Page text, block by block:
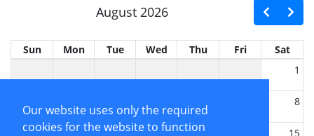
Our website uses only the required
cookies for the website to function
August 2026
Sun Mon Tue Wed Thu Fri
Sat
1
8
9 10 11 12 15